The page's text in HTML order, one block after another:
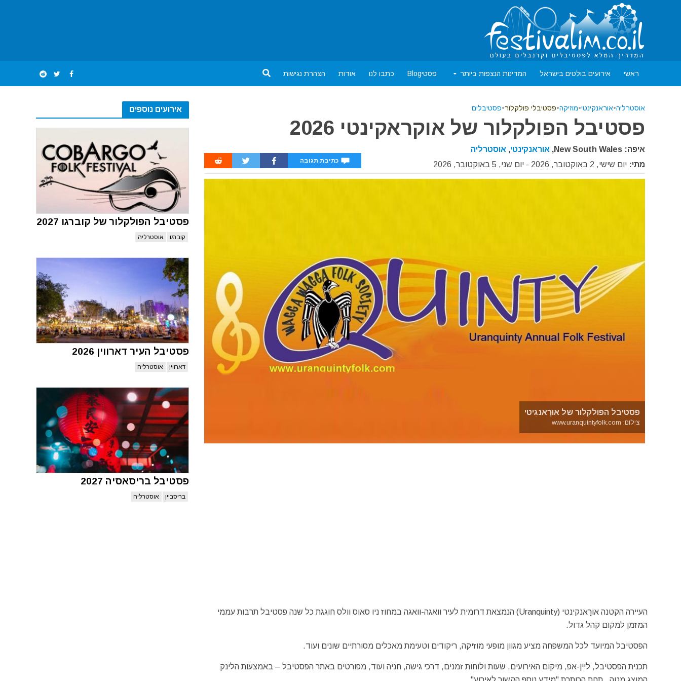
ראשי אירועים בולטים בישראל המדינות הנצפות ביותר פסטיBlog כתבו לנו אודות הצהרת נגישות
אירועים נוספים
פסטיבל הפולקלור של קוברגו 2027
קוברגו אוסטרליה
פסטיבל העיר דארווין 2026
דארווין אוסטרליה
פסטיבל בריסאסיה 2027
בריסביין אוסטרליה
אוסטרליה•אוראנקינטי•מוזיקה•פסטיבלי פולקלור•פסטיבלים
פסטיבל הפולקלור של אוקראקינטי 2026
איפה: New South Wales, אוראנקינטי, אוסטרליה
מתי: יום שישי, 2 באוקטובר, 2026 - יום שני, 5 באוקטובר, 2026 כתיבת תגובה
פסטיבל הפולקלור של אוּרָאנגִיטי
צילום: www.uranquintyfolk.com
העיירה הקטנה אוּרָאנקינטי (Uranquinty) הנמצאת דרומית לעיר וואגה-וואגה במחוז ניו סאוס וולס חוגגת כל שנה פסטיבל תרבות עממי
המזמן למקום קהל גדול.
הפסטיבל המיועד לכל המשפחה מציע מגוון מופעי מוזיקה, ריקודים וטעימת מאכלים מסורתיים שונים ועוד.
תכנית הפסטיבל, ליין-אפ, מיקום האירועים, שעות ולוחות זמנים, דרכי גישה, חניה ועוד, מפורטים באתר הפסטיבל – באמצעות הלינק